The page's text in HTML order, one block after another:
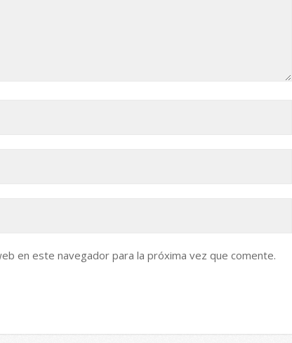
en este navegador para la próxima vez que comente.